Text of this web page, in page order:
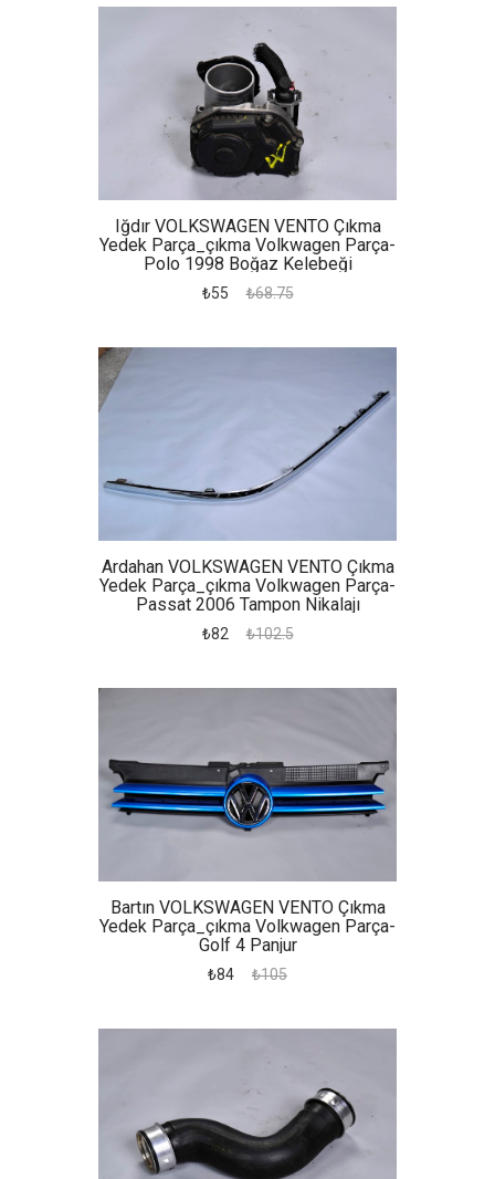
Iğdır VOLKSWAGEN VENTO Çıkma
Yedek Parça_çıkma Volkwagen Parça-
Polo 1998 Boğaz Kelebeği
₺55 ₺68.75
Ardahan VOLKSWAGEN VENTO Çıkma
Yedek Parça_çıkma Volkwagen Parça-
Passat 2006 Tampon Nikalajı
₺82 ₺102.5
Bartın VOLKSWAGEN VENTO Çıkma
Yedek Parça_çıkma Volkwagen Parça-
Golf 4 Panjur
₺84 ₺105